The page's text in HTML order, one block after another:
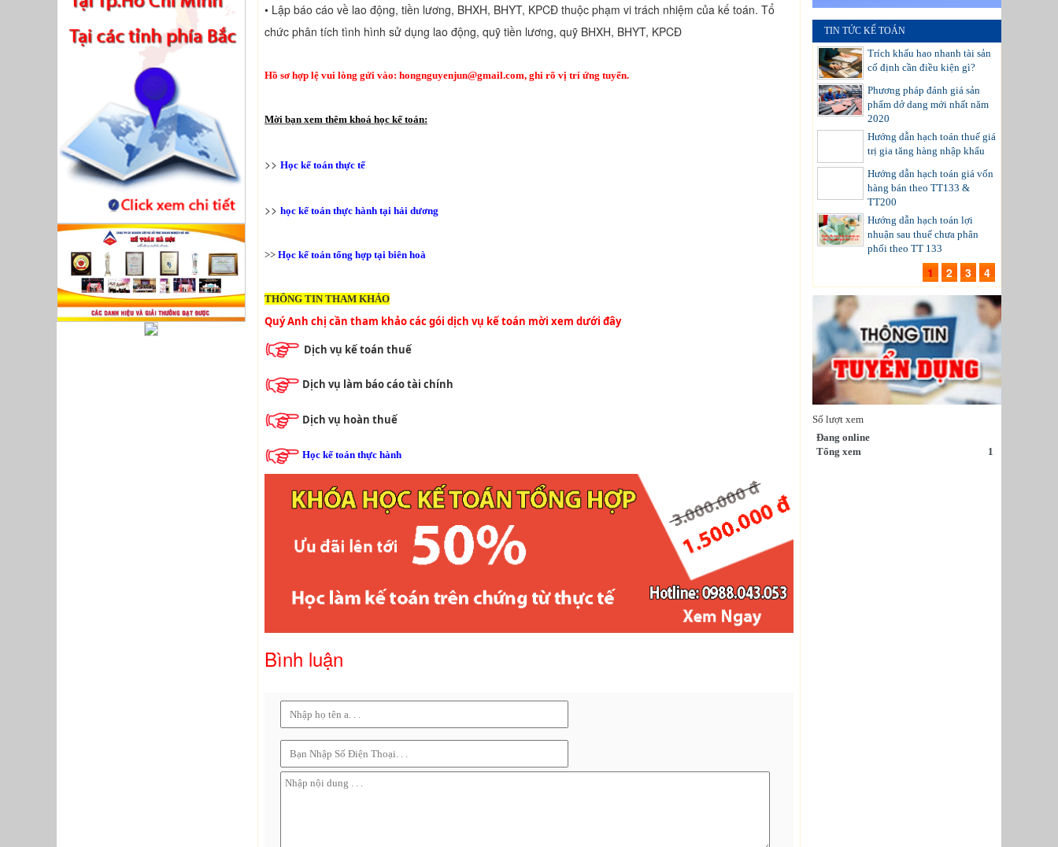
• Lập báo cáo về lao động, tiền lương, BHXH, BHYT, KPCĐ thuộc phạm vi trách nhiệm của kế toán. Tổ
chức phân tích tình hình sử dụng lao động, quỹ tiền lương, quỹ BHXH, BHYT, KPCĐ
Hồ sơ hợp lệ vui lòng gửi vào: hongnguyenjun@gmail.com, ghi rõ vị trí ứng tuyển.
Mời bạn xem thêm khoá học kế toán:
>> Học kế toán thực tế
>> học kế toán thực hành tại hải dương
>> Học kế toán tổng hợp tại biên hoà
THÔNG TIN THAM KHẢO
Quý Anh chị cần tham khảo các gói dịch vụ kế toán mời xem dưới đây
Dịch vụ kế toán thuế
Dịch vụ làm báo cáo tài chính
Dịch vụ hoàn thuế
Học kế toán thực hành
Bình luận
TIN TỨC KẾ TOÁN
Trích khấu hao nhanh tài sản
cố định cần điều kiện gì?
Phương pháp đánh giá sản
phẩm dở dang mới nhất năm
2020
Hướng dẫn hạch toán thuế giá
trị gia tăng hàng nhập khẩu
Hướng dẫn hạch toán giá vốn
hàng bán theo TT133 &
TT200
Hướng dẫn hạch toán lợi
nhuận sau thuế chưa phân
phối theo TT 133
1 2 3 4
Số lượt xem
Đang online
Tổng xem
1